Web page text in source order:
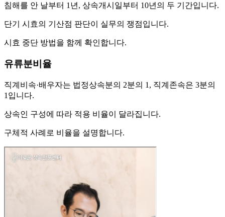
침해를 안 날부터 1년, 상속개시일부터 10년의 두 기간입니다.
단기 시효의 기산점 판단이 실무의 쟁점입니다.
시효 중단 방법을 함께 확인합니다.
유류분비율
직계비속·배우자는 법정상속분의 2분의 1, 직계존속은 3분의
1입니다.
상속인 구성에 따라 적용 비율이 달라집니다.
구체적 사례로 비율을 설명합니다.